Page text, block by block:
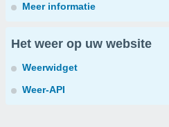
Meer informatie
Het weer op uw website
Weerwidget
Weer-API